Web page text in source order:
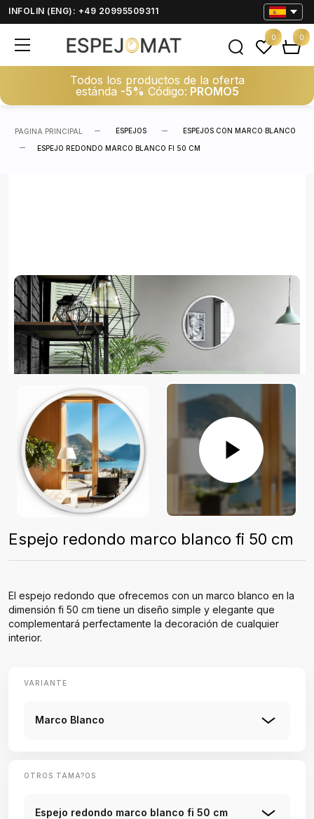
INFOLIN (ENG): +49 20995509311
Todos los productos de la oferta
estánda -5% Código: PROMO5
0 0
PAGINA PRINCIPAL ESPEJOS ESPEJOS CON MARCO BLANCO
ESPEJO REDONDO MARCO BLANCO FI 50 CM
Espejo redondo marco blanco fi 50 cm
El espejo redondo que ofrecemos con un marco blanco en la
dimensión fi 50 cm tiene un diseño simple y elegante que
complementará perfectamente la decoración de cualquier
interior.
VARIANTE
Marco Blanco
OTROS TAMA?OS
Espejo redondo marco blanco fi 50 cm